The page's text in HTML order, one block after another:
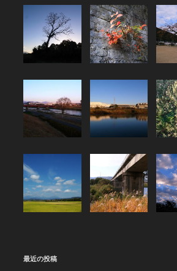
最近の投稿